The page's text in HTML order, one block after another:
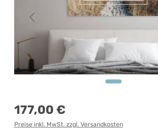
Regulärer Preis:
177,00 €
Preise inkl. MwSt. zzgl. Versandkosten